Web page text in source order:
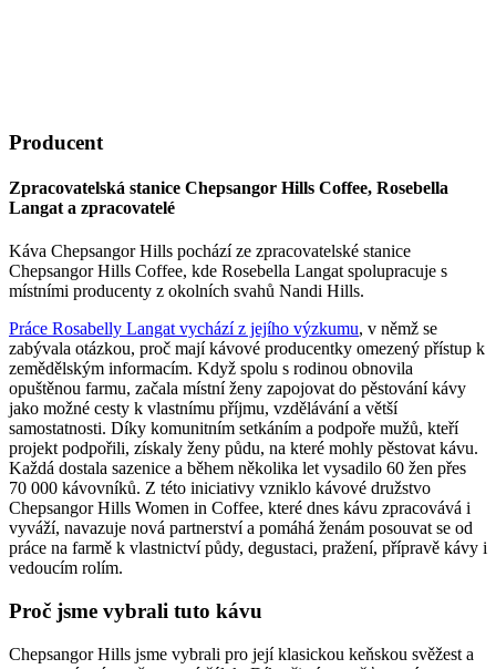
Producent
Zpracovatelská stanice Chepsangor Hills Coffee, Rosebella
Langat a zpracovatelé
Káva Chepsangor Hills pochází ze zpracovatelské stanice
Chepsangor Hills Coffee, kde Rosebella Langat spolupracuje s
místními producenty z okolních svahů Nandi Hills.
Práce Rosabelly Langat vychází z jejího výzkumu, v němž se
zabývala otázkou, proč mají kávové producentky omezený přístup k
zemědělským informacím. Když spolu s rodinou obnovila
opuštěnou farmu, začala místní ženy zapojovat do pěstování kávy
jako možné cesty k vlastnímu příjmu, vzdělávání a větší
samostatnosti. Díky komunitním setkáním a podpoře mužů, kteří
projekt podpořili, získaly ženy půdu, na které mohly pěstovat kávu.
Každá dostala sazenice a během několika let vysadilo 60 žen přes
70 000 kávovníků. Z této iniciativy vzniklo kávové družstvo
Chepsangor Hills Women in Coffee, které dnes kávu zpracovává i
vyváží, navazuje nová partnerství a pomáhá ženám posouvat se od
práce na farmě k vlastnictví půdy, degustaci, pražení, přípravě kávy i
vedoucím rolím.
Proč jsme vybrali tuto kávu
Chepsangor Hills jsme vybrali pro její klasickou keňskou svěžest a